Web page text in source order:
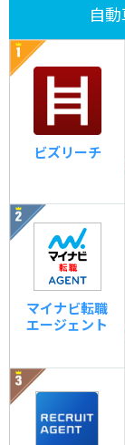
自
ビズリーチ
マイナビ転職
エージェント